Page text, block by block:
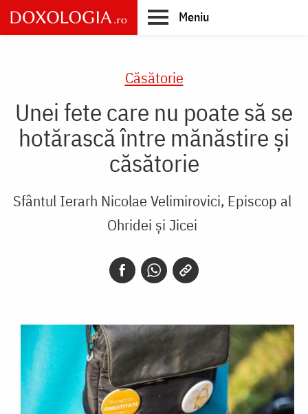
Skip
to
main
Meniu
Căsătorie
Unei fete care nu poate să se
hotărască între mănăstire și
căsătorie
Sfântul Ierarh Nicolae Velimirovici, Episcop al
Ohridei și Jicei